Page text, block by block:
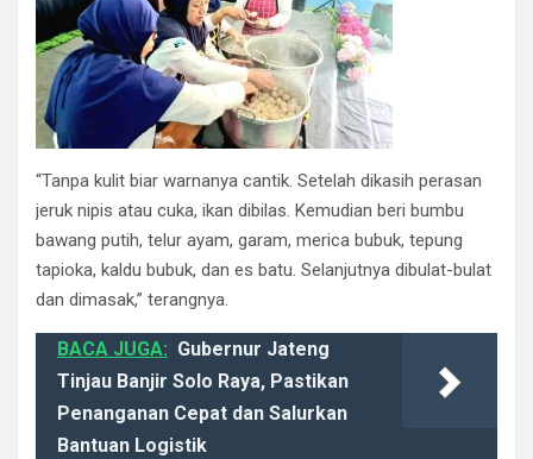
“Tanpa kulit biar warnanya cantik. Setelah dikasih perasan
jeruk nipis atau cuka, ikan dibilas. Kemudian beri bumbu
bawang putih, telur ayam, garam, merica bubuk, tepung
tapioka, kaldu bubuk, dan es batu. Selanjutnya dibulat-bulat
dan dimasak,” terangnya.
BACA JUGA: Gubernur Jateng
Tinjau Banjir Solo Raya, Pastikan
Penanganan Cepat dan Salurkan
Bantuan Logistik